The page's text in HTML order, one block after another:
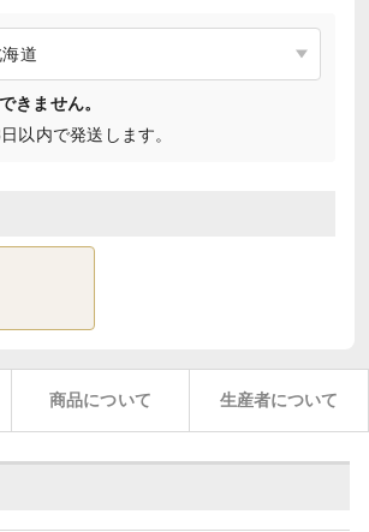
きません。
以内で発送します。
商品について 生産者について